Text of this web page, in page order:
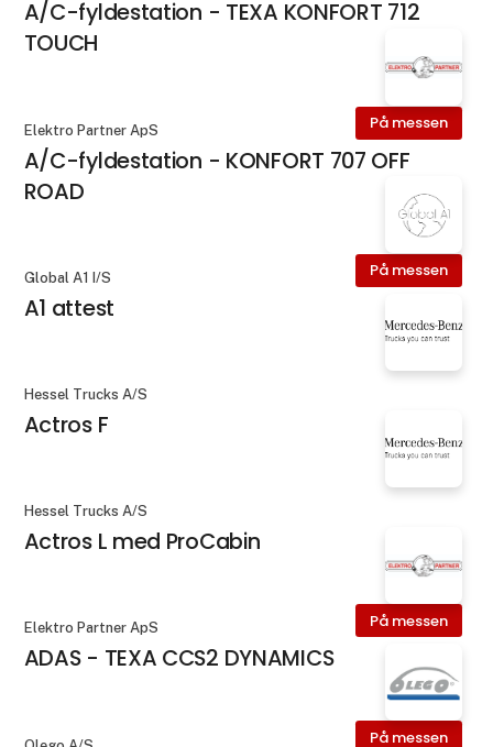
A/C-fyldestation - TEXA KONFORT 712
TOUCH
På messen
Elektro Partner ApS
A/C-fyldestation - KONFORT 707 OFF
ROAD
På messen
Global A1 I/S
A1 attest
Hessel Trucks A/S
Actros F
Hessel Trucks A/S
Actros L med ProCabin
På messen
Elektro Partner ApS
ADAS - TEXA CCS2 DYNAMICS
På messen